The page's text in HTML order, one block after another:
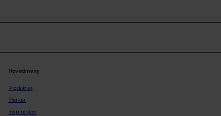
Hovedmeny
Produkter
Merker
Inspirasjon